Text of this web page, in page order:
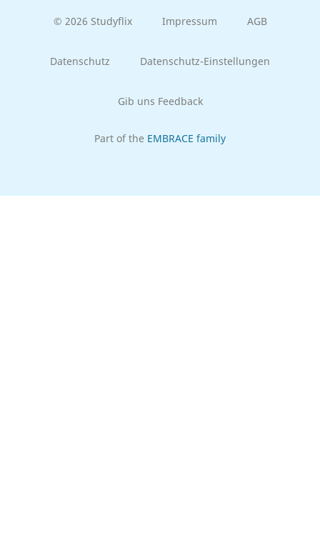
© 2026 Studyflix Impressum AGB
Datenschutz Datenschutz-Einstellungen
Gib uns Feedback
Part of the EMBRACE family